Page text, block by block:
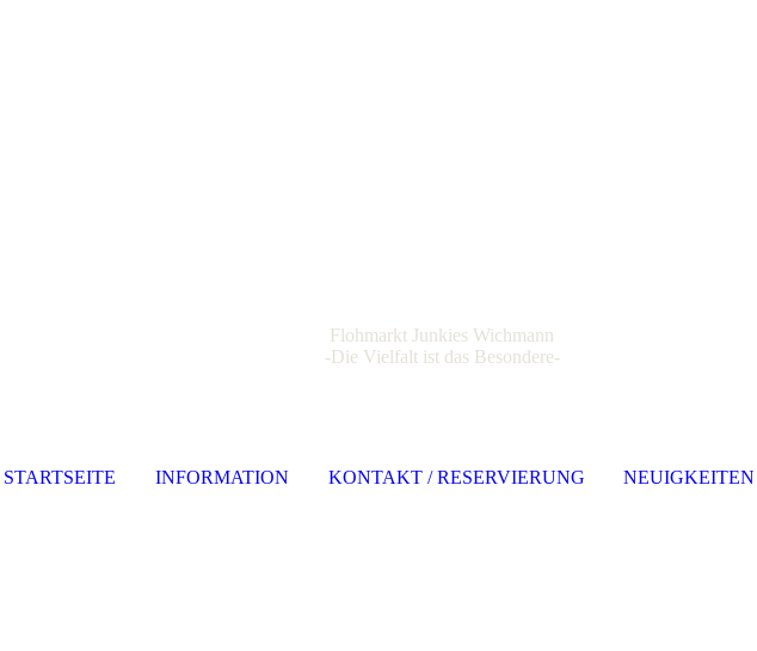
Flohmarkt Junkies Wichmann
-Die Vielfalt ist das Besondere-
STARTSEITE INFORMATION KONTAKT / RESERVIERUNG NEUIGKEITEN